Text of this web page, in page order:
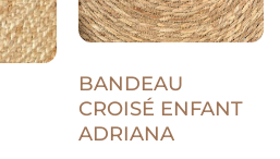
BANDEAU
CROISÉ ENFANT
ADRIANA